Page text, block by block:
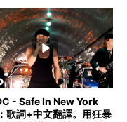
- Safe In New York
歌詞+中文翻譯。用狂暴